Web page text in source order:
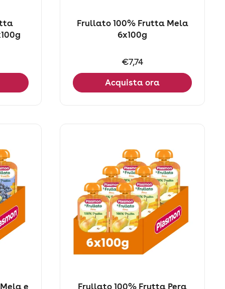
Frullato 100% Frutta Mela
6x100g
Prezzo:
€7,74
Acquista ora
e
Frullato 100% Frutta Pera